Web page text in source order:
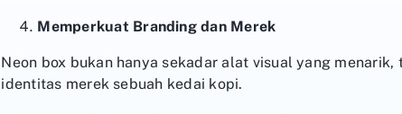
Memperkuat Branding dan Merek
Neon box bukan hanya sekadar alat visual yang
identitas merek sebuah kedai kopi.